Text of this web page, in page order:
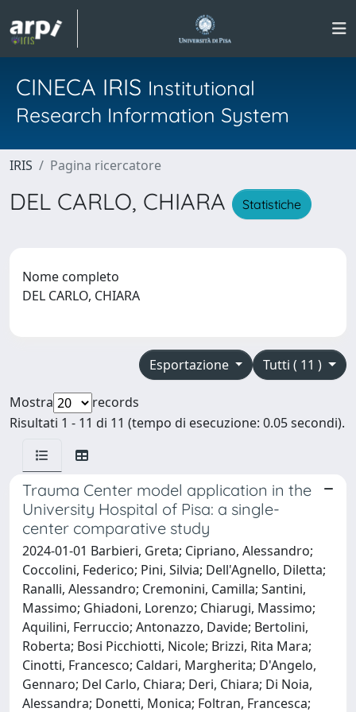
CINECA IRIS Institutional
Research Information System
IRIS Pagina ricercatore
DEL CARLO, CHIARA Statistiche
Nome completo
DEL CARLO, CHIARA
Tutti ( 11 )
Esportazione
Mostra
records
Risultati 1 - 11 di 11 (tempo di esecuzione: 0.05 secondi).
Trauma Center model application in the
University Hospital of Pisa: a single-
center comparative study
2024-01-01 Barbieri, Greta; Cipriano, Alessandro;
Coccolini, Federico; Pini, Silvia; Dell'Agnello, Diletta;
Ranalli, Alessandro; Cremonini, Camilla; Santini,
Massimo; Ghiadoni, Lorenzo; Chiarugi, Massimo;
Aquilini, Ferruccio; Antonazzo, Davide; Bertolini,
Roberta; Bosi Picchiotti, Nicole; Brizzi, Rita Mara;
Cinotti, Francesco; Caldari, Margherita; D'Angelo,
Gennaro; Del Carlo, Chiara; Deri, Chiara; Di Noia,
Alessandra; Donetti, Monica; Foltran, Francesca;